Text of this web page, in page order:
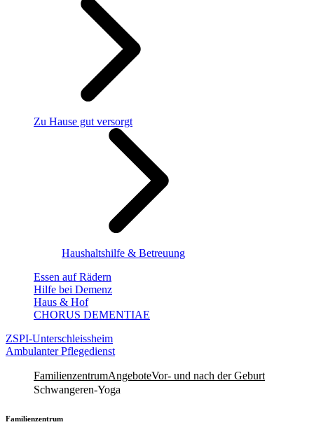
Zu Hause gut versorgt
Haushaltshilfe & Betreuung
Essen auf Rädern
Hilfe bei Demenz
Haus & Hof
CHORUS DEMENTIAE
ZSPI-Unterschleissheim
Ambulanter Pflegedienst
FamilienzentrumAngeboteVor- und nach der Geburt
Schwangeren-Yoga
Familienzentrum